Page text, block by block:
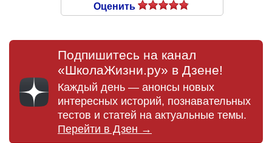
Оценить
Подпишитесь на канал
«ШколаЖизни.ру» в Дзене!
Каждый день — анонсы новых
интересных историй, познавательных
тестов и статей на актуальные темы.
Перейти в Дзен →